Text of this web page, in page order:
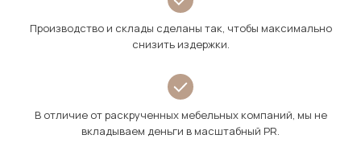
Производство и склады сделаны так, чтобы максимально
снизить издержки.
В отличие от раскрученных мебельных компаний, мы не
вкладываем деньги в масштабный PR.